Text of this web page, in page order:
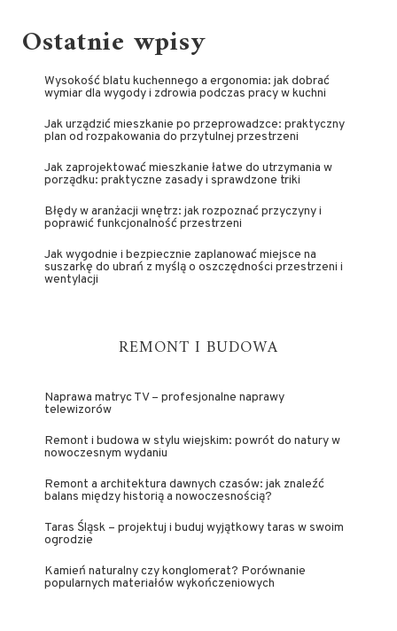
Ostatnie wpisy
Wysokość blatu kuchennego a ergonomia: jak dobrać
wymiar dla wygody i zdrowia podczas pracy w kuchni
Jak urządzić mieszkanie po przeprowadzce: praktyczny
plan od rozpakowania do przytulnej przestrzeni
Jak zaprojektować mieszkanie łatwe do utrzymania w
porządku: praktyczne zasady i sprawdzone triki
Błędy w aranżacji wnętrz: jak rozpoznać przyczyny i
poprawić funkcjonalność przestrzeni
Jak wygodnie i bezpiecznie zaplanować miejsce na
suszarkę do ubrań z myślą o oszczędności przestrzeni i
wentylacji
REMONT I BUDOWA
Naprawa matryc TV – profesjonalne naprawy
telewizorów
Remont i budowa w stylu wiejskim: powrót do natury w
nowoczesnym wydaniu
Remont a architektura dawnych czasów: jak znaleźć
balans między historią a nowoczesnością?
Taras Śląsk – projektuj i buduj wyjątkowy taras w swoim
ogrodzie
Kamień naturalny czy konglomerat? Porównanie
popularnych materiałów wykończeniowych